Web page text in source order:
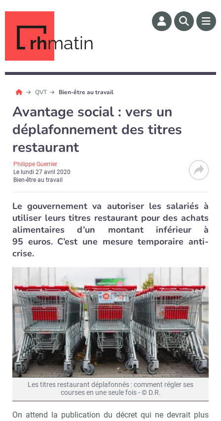
rhmatin
QVT Bien-être au travail
Avantage social : vers un
déplafonnement des titres
restaurant
Philippe Guerrier
Le lundi 27 avril 2020
Bien-être au travail
Le gouvernement va autoriser les salariés à
utiliser leurs titres restaurant pour des achats
alimentaires d’un montant inférieur à
95 euros. C’est une mesure temporaire anti-
crise.
Les titres restaurant déplafonnés : comment régler ses
courses en une seule fois - © D.R.
On attend la publication du décret qui ne devrait plus